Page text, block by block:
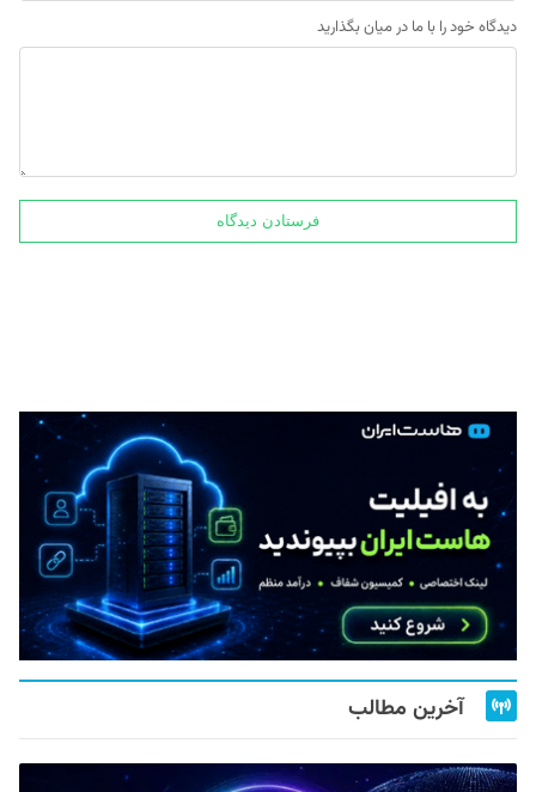
دیدگاه خود را با ما در میان بگذارید
آخرین مطالب